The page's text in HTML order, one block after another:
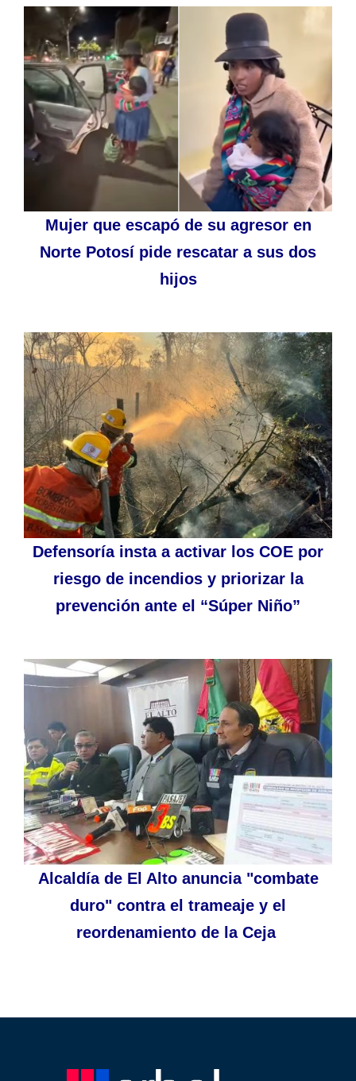
Mujer que escapó de su agresor en
Norte Potosí pide rescatar a sus dos
hijos
Defensoría insta a activar los COE por
riesgo de incendios y priorizar la
prevención ante el “Súper Niño”
Alcaldía de El Alto anuncia "combate
duro" contra el trameaje y el
reordenamiento de la Ceja